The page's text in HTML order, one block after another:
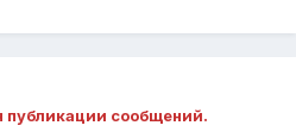
публикации сообщений.